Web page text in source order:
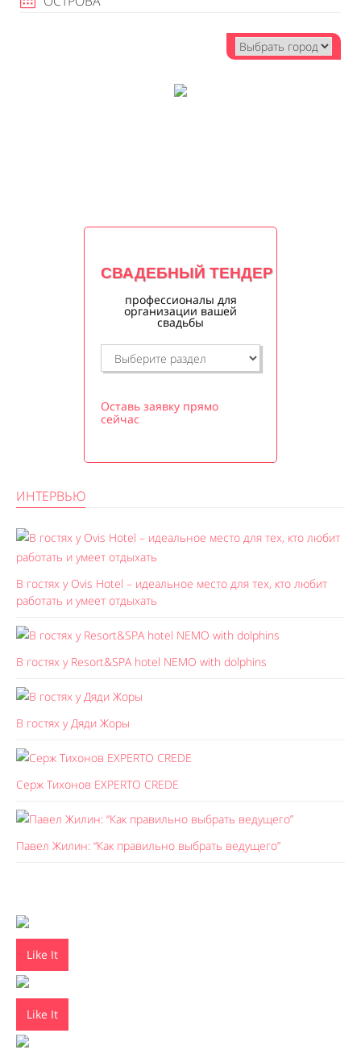
СВАДЕБНЫЙ ТЕНДЕР
профессионалы для
организации вашей
свадьбы
Оставь заявку прямо
сейчас
ИНТЕРВЬЮ
В гостях у Ovis Hotel – идеальное место для тех, кто любит
работать и умеет отдыхать
В гостях у Resort&SPA hotel NEMO with dolphins
В гостях у Дяди Жоры
Серж Тихонов EXPERTO CREDE
Павел Жилин: “Как правильно выбрать ведущего”
Like It
Like It